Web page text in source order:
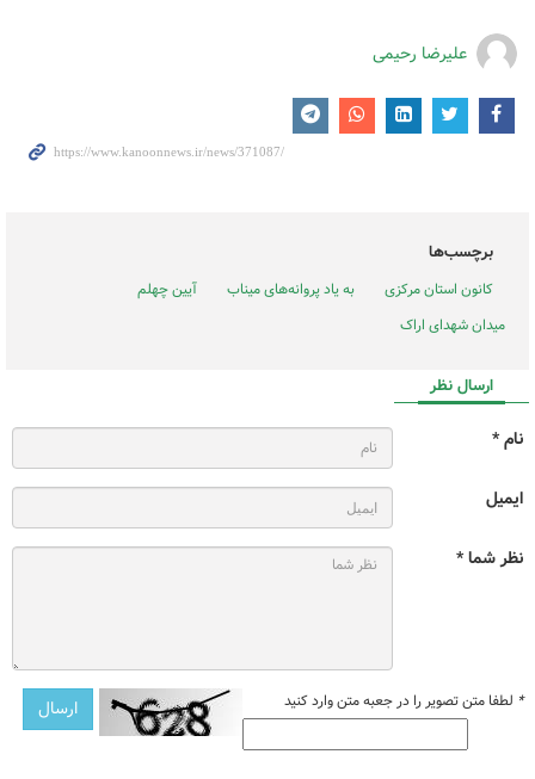
علیرضا رحیمی
برچسب‌ها
کانون استان مرکزی به یاد پروانه‌های میناب
آیین چهلم
میدان شهدای اراک
ارسال نظر
نام *
ایمیل
نظر شما *
* لطفا متن تصویر را در جعبه متن وارد کنید